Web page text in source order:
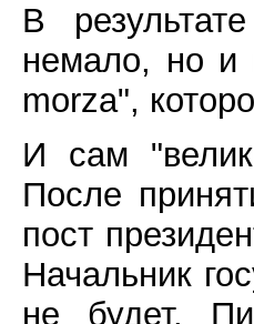
В
немало, но и
morza",
И сам
После
пост
Начальник
не будет.